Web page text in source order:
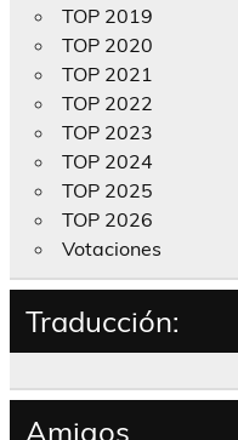
TOP 2019
TOP 2020
TOP 2021
TOP 2022
TOP 2023
TOP 2024
TOP 2025
TOP 2026
Votaciones
Traducción:
Amigos